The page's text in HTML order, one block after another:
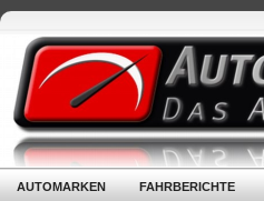
AUTOMARKEN FAHRBERICHTE